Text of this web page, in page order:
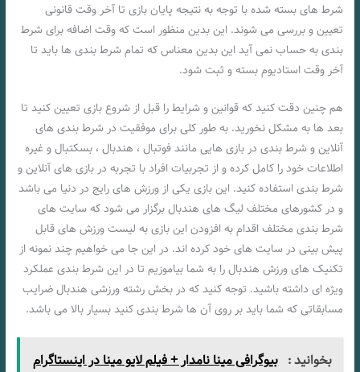
شرط های بسته شده با توجه به نتیجه پایان بازی تا آخر وقت قانونی
تعیین و بررسی می شوند. این بدین منظور است که وقت اضافه برای شرط
بندی به حساب نمی آید این بدین معناس که تمام شرط بندی ها باید تا
آخر وقت استادیوم بسته و ثبت شود.
هم چنین دقت کنید که قوانین و شرایط را قبل از شروع بازی تعیین کنید تا
بعد ها به مشکل نخورید. به طور کلی برای موفقیت در شرط بندی های
آنلاین و شرط بندی در بازی هایی مانند فوتبال ، هندبال ، بسکتبال و غیره
اطلاعات خود را کامل کرده و از تجربیات افراد با تجربه در بازی های آنلاین و
شرط بندی استفاده کنید. این بازی یکی از ورزش های رایج در دنیا می باشد
و در کشورهای مختلف لیگ های هندبال برگزار می شود که سایت های
شرط بندی مختلف اقدام به افزودن این بازی به لیست ورزش های قابل
پیش بینی در سایت های خود کرده اند. در این جا می خواهیم چند نمونه از
تکنیک های ورزش هندبال را به شما بیاموزیم تا در این شرط بندی عملکرد
ویژه ای داشته باشید. توجه کنید که در بخش رشته ورزشی هندبال ضرایب
مسابقاتی که شما باید بر روی آن ها شرط بندی کنید بسیار بالا می باشد.
بخوانید : بیوگرافی مینا نامدار + فیلم لایو مینا در اینستاگرام